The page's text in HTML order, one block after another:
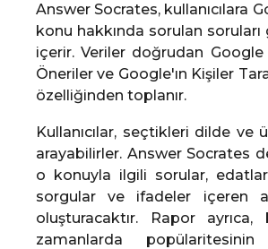
Answer Socrates, kullanıcılara
konu hakkında sorulan
içerir. Veriler doğrudan
Öneriler ve Google'ın Kişiler
özelliğinden toplanır.
Kullanıcılar, seçtikleri dilde ve
arayabilirler. Answer Socrates
o konuyla ilgili sorular, edatlar,
sorgular ve ifadeler içeren
oluşturacaktır. Rapor
zamanlarda popülaritesinin